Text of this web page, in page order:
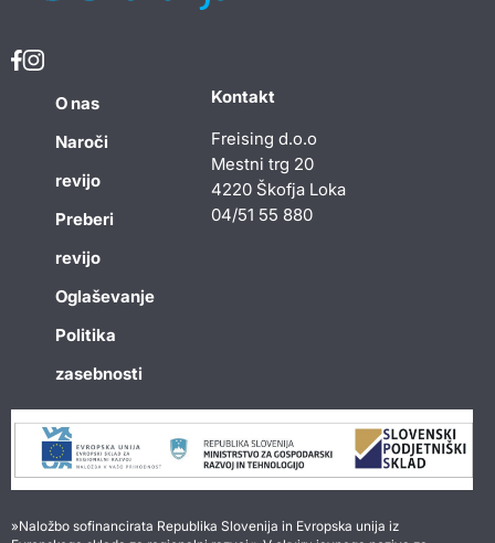
O nas
Naroči
revijo
Preberi
revijo
Oglaševanje
Politika
zasebnosti
Kontakt
Freising d.o.o
Mestni trg 20
4220 Škofja Loka
04/51 55 880
»Naložbo sofinancirata Republika Slovenija in Evropska unija iz